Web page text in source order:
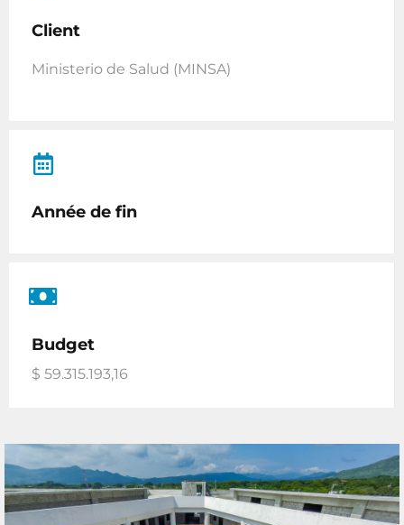
Client
Ministerio de Salud (MINSA)
Année de fin
Budget
$ 59.315.193,16